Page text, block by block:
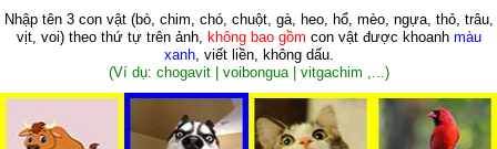
Nhập tên 3 con vật (bò, chim, chó, chuột, gà, heo, hổ, mèo, ngựa, thỏ, trâu,
vịt, voi)theo thứ tự trên ảnh, không bao gồm con vật được khoanh màu
xanh, viết liền, không dấu.
(Ví dụ: chogavit | voibongua | vitgachim ,...)